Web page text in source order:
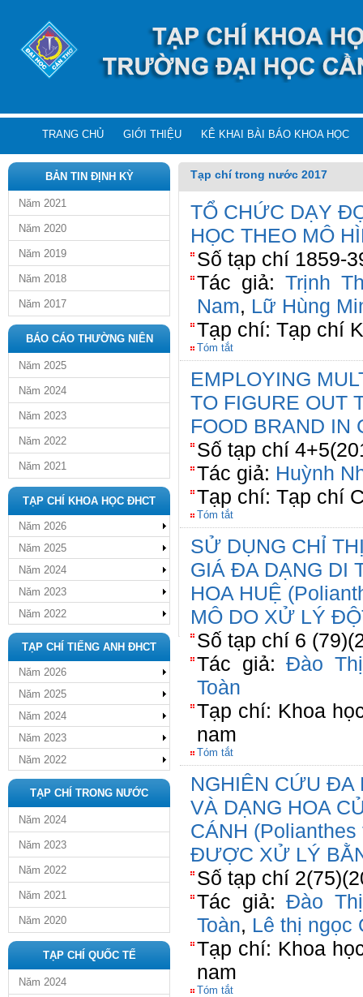
TRANG CHỦ GIỚI THIỆU KÊ KHAI BÀI BÁO KHOA HỌC
BẢN TIN ĐỊNH KỲ
Năm 2021
Năm 2020
Năm 2019
Năm 2018
Năm 2017
BÁO CÁO THƯỜNG NIÊN
Năm 2025
Năm 2024
Năm 2023
Năm 2022
Năm 2021
TẠP CHÍ KHOA HỌC ĐHCT
Năm 2026
Năm 2025
Năm 2024
Năm 2023
Năm 2022
TẠP CHÍ TIẾNG ANH ĐHCT
Năm 2026
Năm 2025
Năm 2024
Năm 2023
Năm 2022
TẠP CHÍ TRONG NƯỚC
Năm 2024
Năm 2023
Năm 2022
Năm 2021
Năm 2020
TẠP CHÍ QUỐC TẾ
Năm 2024
Tạp chí trong nước 2017
TỔ CHỨC DẠY
HỌC THEO MÔ
Số tạp chí 1859-
Tác giả: Trịnh
Nam, Lữ Hùng
Tạp chí: Tạp chí
Tóm tắt
EMPLOYING
TO FIGURE OUT
FOOD BRAND IN
Số tạp chí
Tác giả: Huỳnh
Tạp chí: Tạp chí
Tóm tắt
SỬ DỤNG CHỈ
GIÁ ĐA DẠNG DI
HOA HUỆ
MÔ DO XỬ LÝ
Số tạp chí 6
Tác giả:Đào
Toàn
Tạp chí: Khoa
nam
Tóm tắt
NGHIÊN CỨU ĐA
VÀ DẠNG HOA
CÁNH
ĐƯỢC XỬ LÝ
Số tạp chí
Tác giả:Đào
Toàn, Lê thị ngọc
Tạp chí: Khoa
nam
Tóm tắt